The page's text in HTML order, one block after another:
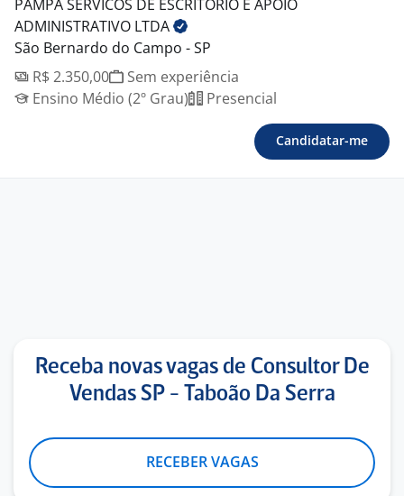
PAMPA SERVICOS DE ESCRITORIO E APOIO
ADMINISTRATIVO LTDA
São Bernardo do Campo - SP
R$ 2.350,00
Sem experiência
Ensino Médio (2º Grau)
Presencial
Candidatar-me
Receba novas vagas de Consultor De
Vendas SP - Taboão Da Serra
RECEBER VAGAS